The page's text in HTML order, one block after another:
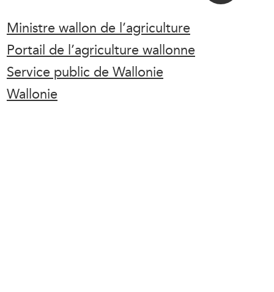
Ministre wallon de l’agriculture
Portail de l’agriculture wallonne
Service public de Wallonie
Wallonie